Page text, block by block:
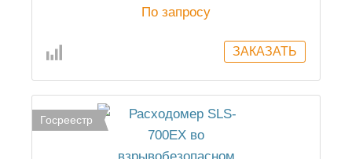
По запросу
Госреестр